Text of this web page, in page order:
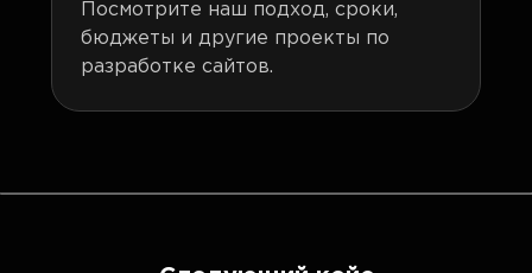
Посмотрите наш подход, сроки,
бюджеты и другие проекты по
разработке сайтов.